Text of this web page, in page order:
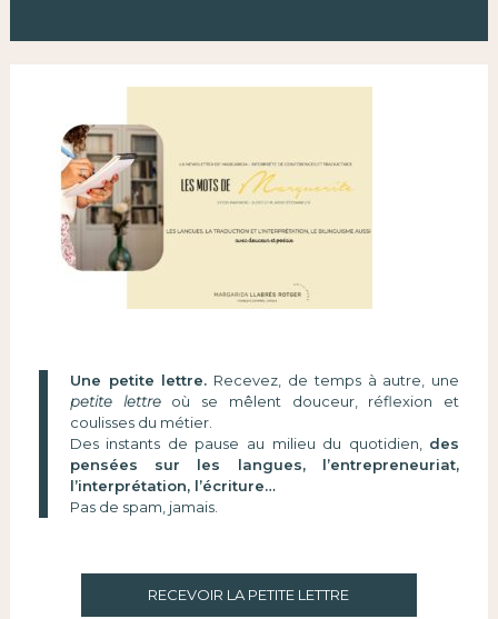
Une petite lettre. Recevez, de temps à autre, une
petite lettreoù se mêlent douceur, réflexion et
coulisses du métier.
Des instants de pause au milieu du quotidien, des
pensées sur les langues, l’entrepreneuriat,
l’interprétation, l’écriture…
Pas de spam, jamais.
RECEVOIR LA PETITE LETTRE